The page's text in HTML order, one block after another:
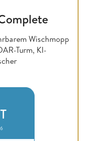
Wischmopp
Turm, KI-